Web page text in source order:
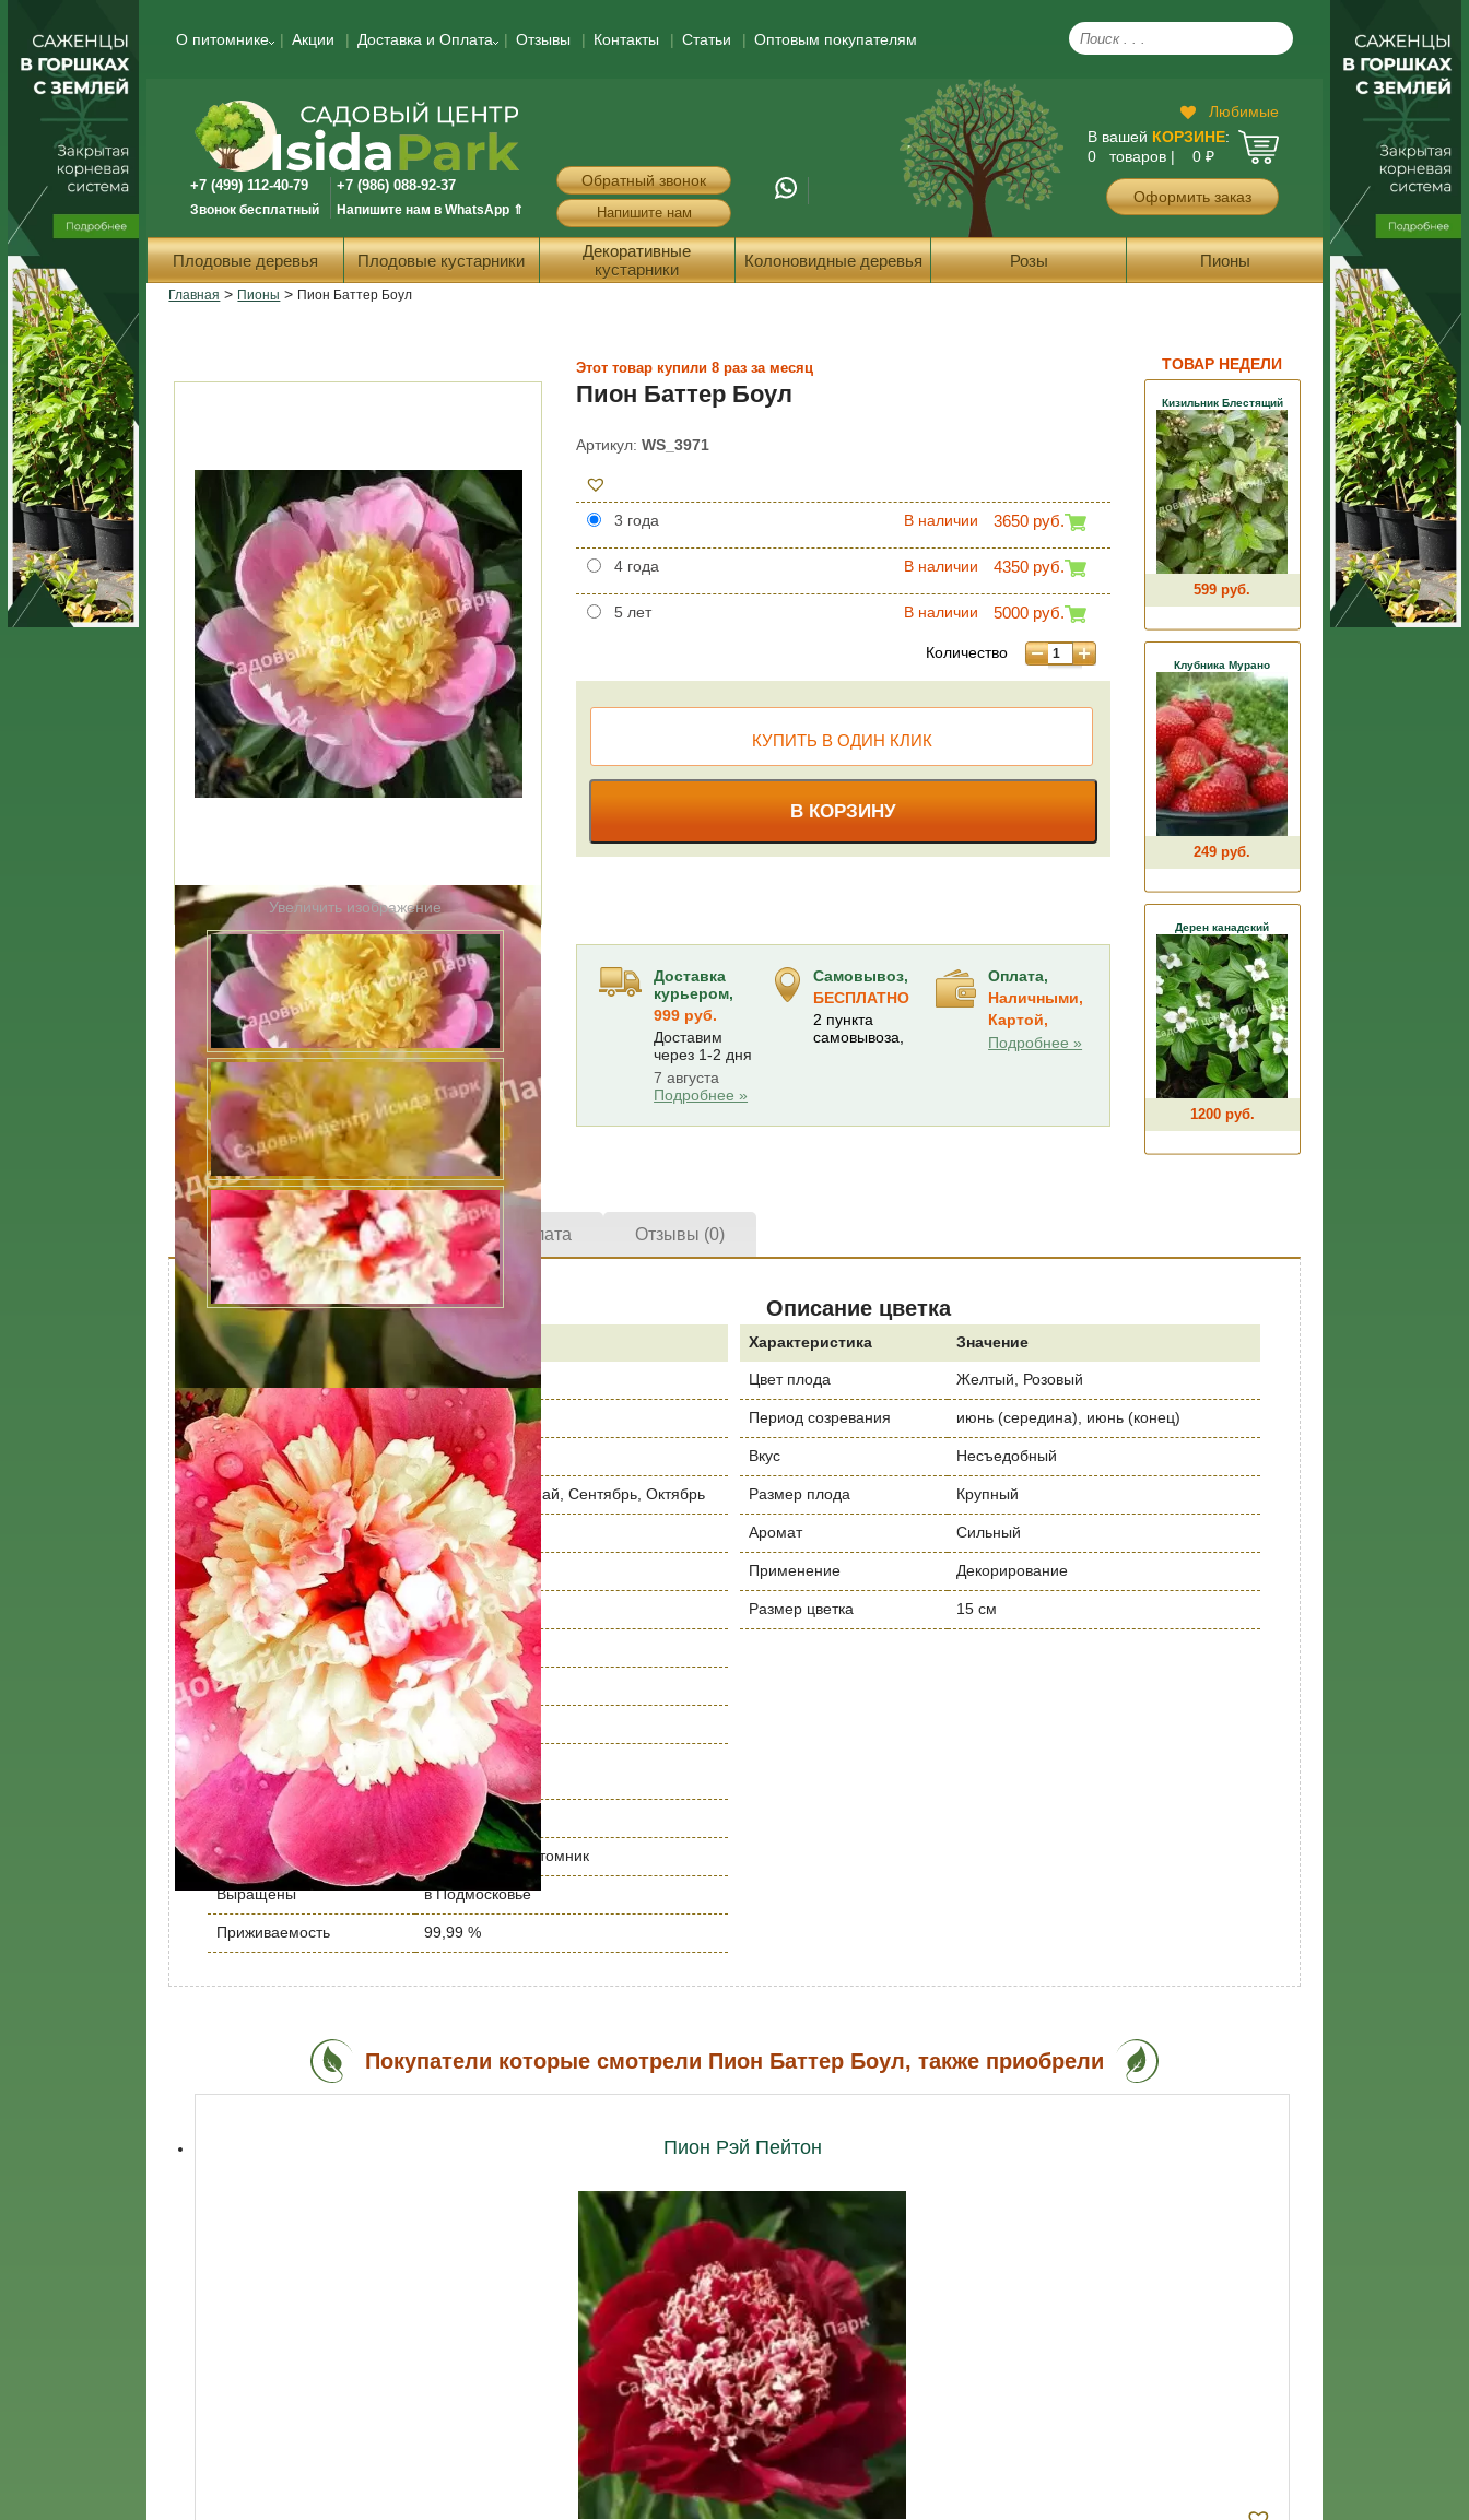
О питомнике Акции Доставка и Оплата Отзывы Контакты Статьи Оптовым покупателям
+7 (499) 112-40-79
Звонок бесплатный
+7 (986) 088-92-37
Напишите нам в WhatsApp ⇑
Обратный звонок
Напишите нам
Любимые
В вашей КОРЗИНЕ:
0 товаров |
0 ₽
Оформить заказ
Плодовые деревья Плодовые кустарники
Декоративные
кустарники
Колоновидные деревья Розы Пионы
Главная > Пионы > Пион Баттер Боул
ТОВАР НЕДЕЛИ
Кизильник Блестящий
599 руб.
Клубника Мурано
249 руб.
Дерен канадский
1200 руб.
Увеличить изображение
Этот товар купили 8 раз за месяц
Пион Баттер Боул
Артикул:WS_3971
3 года 3650 руб.
В наличии
4 года 4350 руб.
В наличии
5 лет 5000 руб.
В наличии
Количество
В КОРЗИНУ
КУПИТЬ В ОДИН КЛИК
Доставка
курьером,
999 руб.
Доставим
через 1-2 дня
7 августа
Подробнее »
Самовывоз,
БЕСПЛАТНО
2 пункта
самовывоза,
Оплата,
Наличными,
Картой,
Подробнее »
Характеристики Доставка и оплата Отзывы (0)
Описание пиона
Характеристика Значение
Срок созревания
Период цветения Апрель, Май
Вид саженца Пион
Время посадки Март, Апрель, Май, Сентябрь, Октябрь
Морозостойкость умеренная
Высота растения, метр 0,9
Корневая система Закрытая
Местоположение Солнце
Высота саженца, м 0,9
Устойчивость к болезням Умеренная
Расстояние между
растениями
50 - 100 см
Глубина посадки 40 см
Производитель собственный питомник
Выращены в Подмосковье
Приживаемость 99,99 %
Описание цветка
Характеристика Значение
Цвет плода Желтый, Розовый
Период созревания июнь (середина), июнь (конец)
Вкус Несъедобный
Размер плода Крупный
Аромат Сильный
Применение Декорирование
Размер цветка 15 см
Покупатели которые смотрели Пион Баттер Боул, также приобрели
Пион Рэй Пейтон